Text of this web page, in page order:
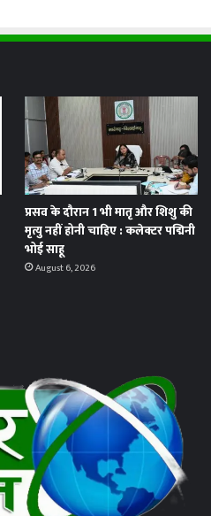
प्रसव के दौरान 1 भी मातृ और शिशु की
मृत्यु नहीं होनी चाहिए : कलेक्टर पद्मिनी
भोई साहू
August 6, 2026